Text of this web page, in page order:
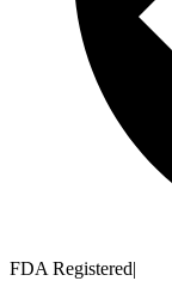
FDA Registered|